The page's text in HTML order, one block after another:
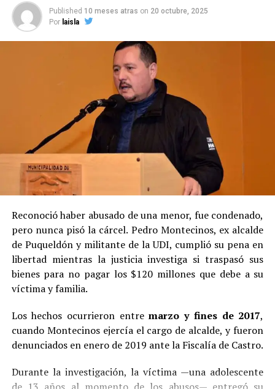
Published 10 meses atras on 20 octubre, 2025
Por laisla
Reconoció haber abusado de una menor, fue condenado,
pero nunca pisó la cárcel. Pedro Montecinos, ex alcalde
de Puqueldón y militante de la UDI, cumplió su pena en
libertad mientras la justicia investiga si traspasó sus
bienes para no pagar los $120 millones que debe a su
víctima y familia.
Los hechos ocurrieron entremarzo y fines de 2017,
cuando Montecinos ejercía el cargo de alcalde, y fueron
denunciados en enero de 2019 ante la Fiscalía de Castro.
Durante la investigación, la víctima —una adolescente